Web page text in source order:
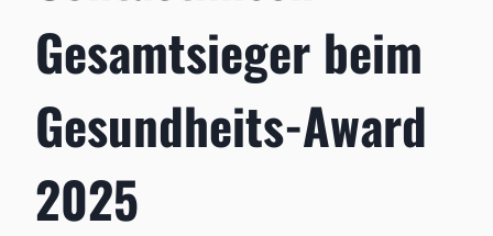
Gesamtsieger beim
Gesundheits-Award
2025